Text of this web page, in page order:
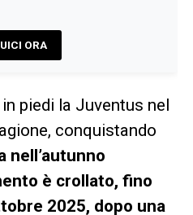
ORA
piedi la Juventus nel
conquistando
nell’autunno
è crollato, fino
2025, dopo una